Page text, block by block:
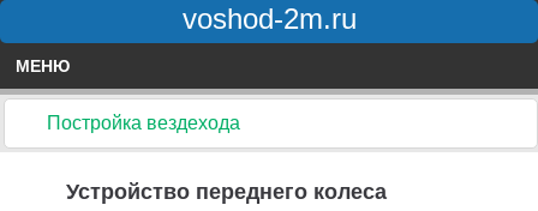
voshod-2m.ru
МЕНЮ
Постройка вездехода
Устройство переднего колеса